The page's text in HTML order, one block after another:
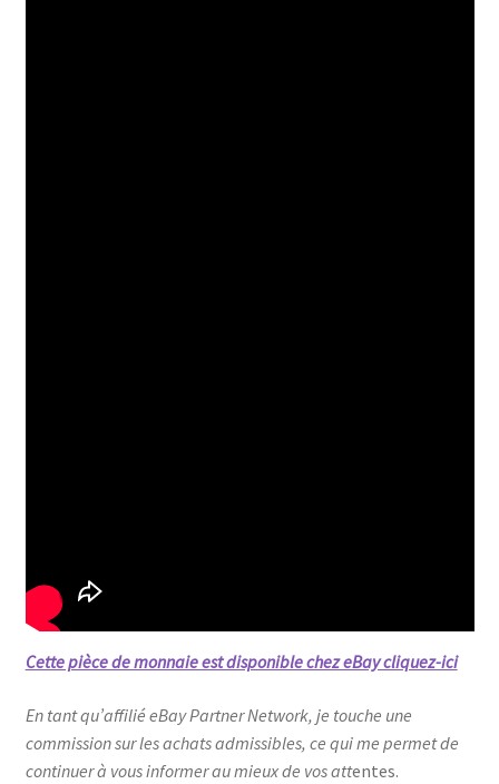
Cette pièce de monnaie est disponible chez eBay cliquez-ici
En tant qu’affilié eBay Partner Network, je touche une
commission sur les achats admissibles, ce qui me permet de
continuer à vous informer au mieux de vos attentes.